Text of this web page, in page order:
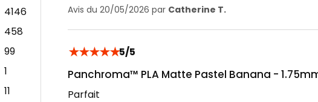
4146
458
99
1
11
Avis du 20/05/2026 par Catherine T.
★★★★★5/5
Panchroma™ PLA Matte Pastel Banana -
Parfait